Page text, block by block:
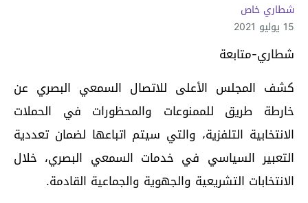
شطاري خاص
15 يوليو 2021
شطاري-متابعة
كشف المجلس الأعلى للاتصال السمعي البصري عن
خارطة طريق للممنوعات والمحظورات في الحملات
الانتخابية التلفزية، والتي سيتم اتباعها لضمان تعددية
التعبير السياسي في خدمات السمعي البصري، خلال
الانتخابات التشريعية والجهوية والجماعية القادمة.